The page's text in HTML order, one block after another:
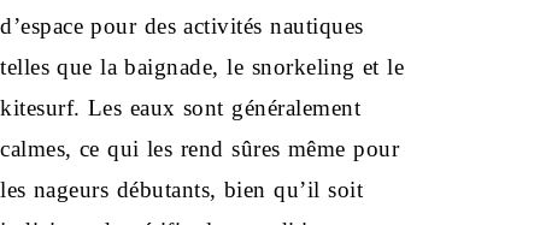
d’espace pour des activités nautiques
telles que la baignade, le snorkeling et le
kitesurf. Les eaux sont généralement
calmes, ce qui les rend sûres même pour
les nageurs débutants, bien qu’il soit